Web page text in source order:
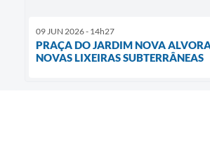
09 JUN 2026 - 14h27
PRAÇA DO JARDIM NOVA
NOVAS LIXEIRAS SUBTERRÂNEAS